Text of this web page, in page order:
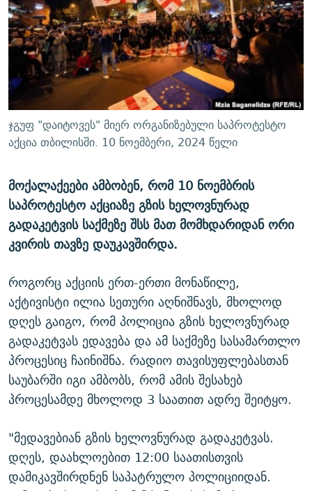
ᲛᲝᲚᲐᲞᲐᲠᲐᲙᲔ ᲢᲔᲥᲡᲢᲔᲑᲘ
ᲨᲘᲜ - ᲣᲪᲮᲝᲔᲗᲨᲘ
ᲚᲘᲢᲔᲠᲐᲢᲣᲠᲣᲚᲘ ᲬᲐᲮᲜᲐᲒᲔᲑᲘ
ᲐᲛᲔᲠᲘᲙᲣᲚᲘ ᲛᲝᲗᲮᲠᲝᲑᲐ
ᲘᲛᲞᲔᲠᲘᲐ ᲓᲐ ᲠᲐᲓᲘᲝ
ᲩᲔᲛᲘ ᲡᲘᲙᲕᲓᲘᲚᲘᲡ ᲛᲘᲖᲔᲖᲘᲐ COVID-19
11 ᲬᲔᲚᲘ - 11 ᲐᲛᲑᲐᲕᲘ
ᲡᲐᲞᲐᲠᲚᲐᲛᲔᲜᲢᲝ ᲐᲠᲩᲔᲕᲜᲔᲑᲘᲡ ᲘᲡᲢᲝᲠᲘᲐ
ᲑᲐᲕᲨᲕᲔᲑᲘ ᲞᲠᲝᲡᲢᲘᲢᲣᲪᲘᲐᲨᲘ - ᲐᲛᲝᲣᲗᲥᲛᲔᲚᲘ ᲐᲛᲑᲐᲕᲘ
5 ᲐᲛᲑᲐᲕᲘ - 20 ᲘᲕᲜᲘᲡᲡ ᲓᲐᲨᲐᲕᲔᲑᲣᲚᲔᲑᲘ
ᲐᲒᲕᲘᲡᲢᲝᲡ ᲝᲛᲘ
ᲒᲐᲛᲝᲘᲬᲔᲠᲔ
რთე/რთ-ის ყველა საიტი
ჯგუფ "დაიტოვეს" მიერ ორგანიზებული საპროტესტო
აქცია თბილისში. 10 ნოემბერი, 2024 წელი
მოქალაქეები ამბობენ, რომ 10 ნოემბრის
საპროტესტო აქციაზე გზის ხელოვნურად
გადაკეტვის საქმეზე შსს მათ მომხდარიდან ორი
კვირის თავზე დაუკავშირდა.
როგორც აქციის ერთ-ერთი მონაწილე,
აქტივისტი ილია სეთური აღნიშნავს, მხოლოდ
დღეს გაიგო, რომ პოლიცია გზის ხელოვნურად
გადაკეტვას ედავება და ამ საქმეზე სასამართლო
პროცესიც ჩაინიშნა. რადიო თავისუფლებასთან
საუბარში იგი ამბობს, რომ ამის შესახებ
პროცესამდე მხოლოდ 3 საათით ადრე შეიტყო.
"მედავებიან გზის ხელოვნურად გადაკეტვას.
დღეს, დაახლოებით 12:00 საათისთვის
დამიკავშირდნენ საპატრულო პოლიციიდან.